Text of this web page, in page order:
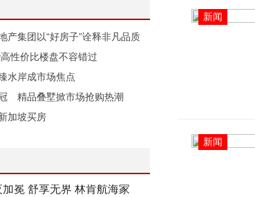
新闻
新闻
产集团以“好房子”诠释非凡品质
性价比楼盘不容错过
水岸成市场焦点
精品叠墅掀市场抢购热潮
加坡买房
加冕 舒享无界 林肯航海家